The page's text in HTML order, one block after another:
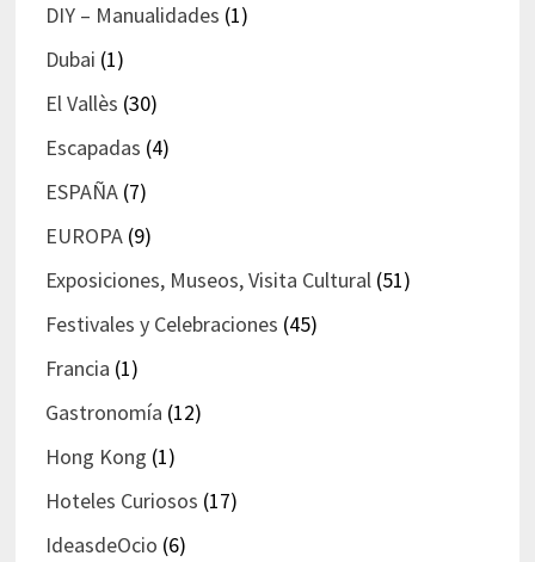
DIY – Manualidades (1)
Dubai (1)
El Vallès (30)
Escapadas (4)
ESPAÑA(7)
EUROPA(9)
Exposiciones, Museos, Visita Cultural(51)
Festivales y Celebraciones (45)
Francia (1)
Gastronomía (12)
Hong Kong (1)
Hoteles Curiosos (17)
IdeasdeOcio (6)